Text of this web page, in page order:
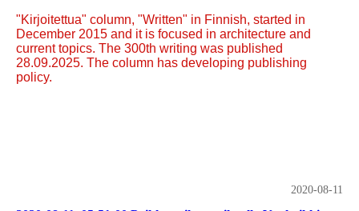
"Kirjoitettua" column, "Written" in Finnish, started in
December 2015 and it is focused in architecture and
current topics. The 300th writing was published
28.09.2025. The column has developing publishing
policy.
2020-08-11